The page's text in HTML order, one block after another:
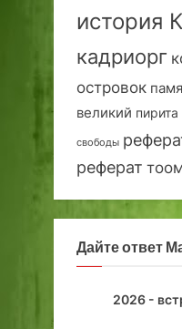
история
кадриорг
островок
великий пирита
свободы
реферат
Дайте ответ
2026 -